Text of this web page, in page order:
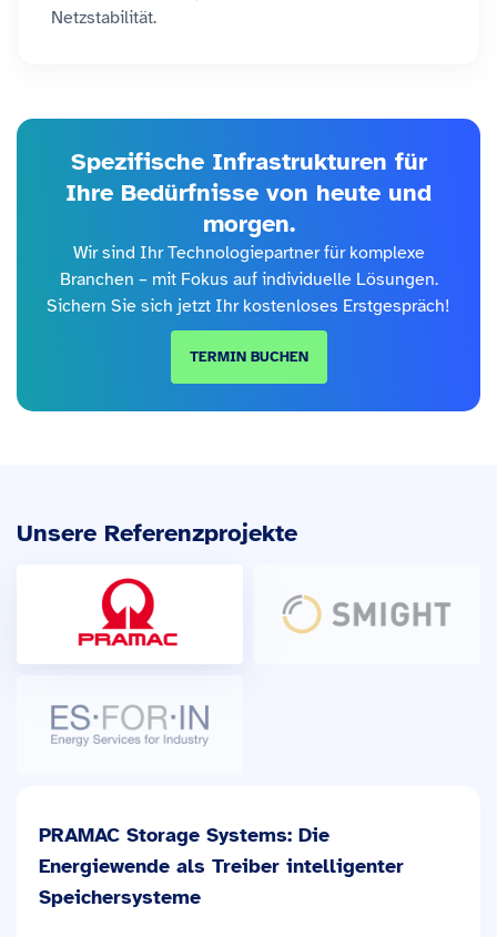
Netzstabilität.
Spezifische Infrastrukturen für
Ihre Bedürfnisse von heute und
morgen.
Wir sind Ihr Technologiepartner für komplexe
Branchen – mit Fokus auf individuelle Lösungen.
Sichern Sie sich jetzt Ihr kostenloses Erstgespräch!
TERMIN BUCHEN
Unsere Referenzprojekte
PRAMAC Storage Systems: Die
Energiewende als Treiber intelligenter
Speichersysteme